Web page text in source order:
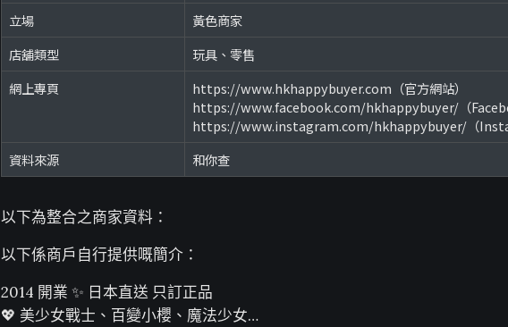
立場
黃色商家
店舖類型
玩具、零售
網上專頁
https://www.hkhappybuyer.com（官方網站）
https://www.facebook.com/hkhappybuyer/（
https://www.instagram.com/hkhappybuyer/（
資料來源
和你查
以下為整合之商家資料：
以下係商戶自行提供嘅簡介：
2014 開業 ✨ 日本直送 只訂正品
💖 美少女戰士、百變小櫻、魔法少女…